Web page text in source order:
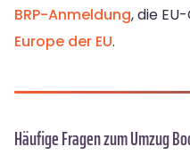
BRP-Anmeldung, die
Europe der EU.
Häufige Fragen zum Umzug